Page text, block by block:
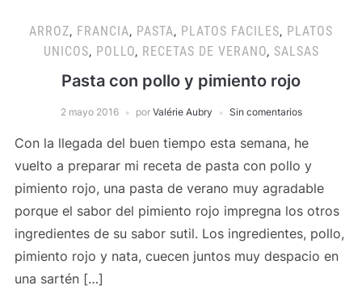
ARROZ, FRANCIA, PASTA, PLATOS FACILES, PLATOS
UNICOS, POLLO, RECETAS DE VERANO, SALSAS
Pasta con pollo y pimiento rojo
2 mayo 2016 por Valérie Aubry Sin comentarios
Con la llegada del buen tiempo esta semana, he
vuelto a preparar mi receta de pasta con pollo y
pimiento rojo, una pasta de verano muy agradable
porque el sabor del pimiento rojo impregna los otros
ingredientes de su sabor sutil. Los ingredientes, pollo,
pimiento rojo y nata, cuecen juntos muy despacio en
una sartén […]